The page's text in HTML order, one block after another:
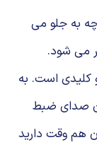
چه به جلو می
می شود.
کلیدی است. به
صدای ضبط
هم وقت دارید